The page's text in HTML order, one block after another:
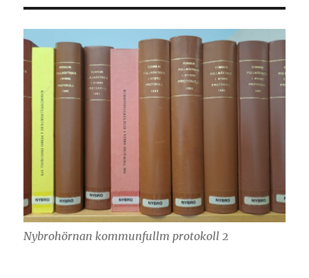
Nybrohörnan kommunfullm protokoll 2